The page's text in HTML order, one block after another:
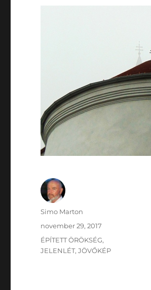
Szerző
Simo Marton
Közzétéve
november 29, 2017
Kategória
ÉPÍTETT ÖRÖKSÉG,
JELENLÉT,JÖVŐKÉP